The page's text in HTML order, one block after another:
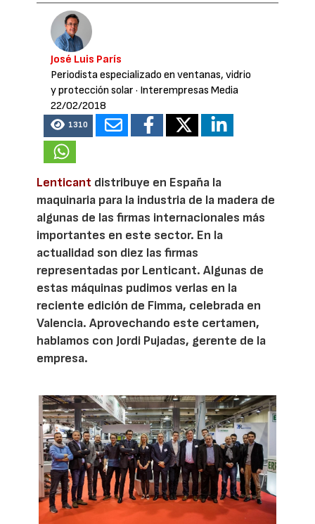
José Luis París
Periodista especializado en ventanas, vidrio
y protección solar · Interempresas Media
22/02/2018
1310
Lenticant distribuye en España la
maquinaria para la industria de la madera de
algunas de las firmas internacionales más
importantes en este sector. En la
actualidad son diez las firmas
representadas por Lenticant. Algunas de
estas máquinas pudimos verlas en la
reciente edición de Fimma, celebrada en
Valencia. Aprovechando este certamen,
hablamos con Jordi Pujadas, gerente de la
empresa.